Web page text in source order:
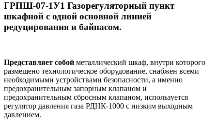
ГРПШ-07-1У1 Газорегуляторный пункт
шкафной с одной основной линией
редуцирования и байпасом.
Представляет собой металлический шкаф, внутри которого
размещено технологическое оборудование, снабжен всеми
необходимыми устройствами безопасности, а именно
предохранительным запорным клапаном и
предохранительным сбросным клапаном, используется
регулятор давления газа РДНК-1000 с низким выходным
давлением.